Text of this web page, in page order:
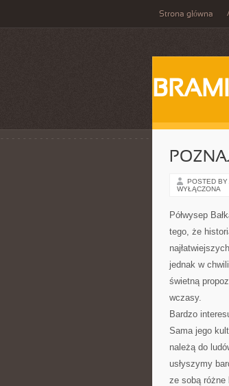
Strona główna
POSTED BY
WYŁĄCZONA
Półwysep
tego, że
jednak w
świetną
wczasy.
Bardzo
Sama jego
należą do
usłyszymy
ze sobą różne